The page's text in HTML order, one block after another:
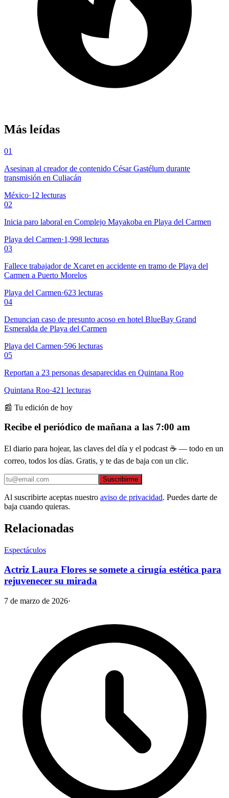
Más leídas
01
Asesinan al creador de contenido César Gastélum durante
transmisión en Culiacán
México·12 lecturas
02
Inicia paro laboral en Complejo Mayakoba en Playa del Carmen
Playa del Carmen·1,998 lecturas
03
Fallece trabajador de Xcaret en accidente en tramo de Playa del
Carmen a Puerto Morelos
Playa del Carmen·623 lecturas
04
Denuncian caso de presunto acoso en hotel BlueBay Grand
Esmeralda de Playa del Carmen
Playa del Carmen·596 lecturas
05
Reportan a 23 personas desaparecidas en Quintana Roo
Quintana Roo·421 lecturas
📰 Tu edición de hoy
Recibe el periódico de mañana a las 7:00 am
El diario para hojear, las claves del día y el podcast ☕ — todo en un
correo, todos los días. Gratis, y te das de baja con un clic.
Suscribirme
Al suscribirte aceptas nuestro aviso de privacidad. Puedes darte de
baja cuando quieras.
Relacionadas
Espectáculos
Actriz Laura Flores se somete a cirugía estética para
rejuvenecer su mirada
7 de marzo de 2026·